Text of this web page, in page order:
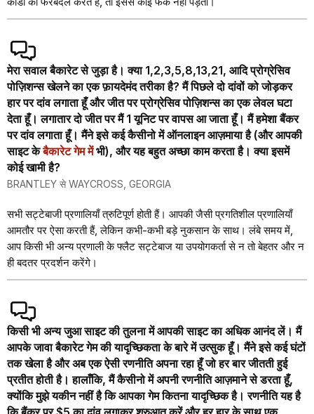
मेरा सवाल बैकारेट से जुड़ा है। क्या 1,2,3,5,8,13,21, आदि प्रोग्रेसिव
पोज़िशन्स खेलने का एक फ़ायदेमंद तरीका है? मैं पिछले दो दांवों को जोड़कर
हार पर दांव लगाता हूँ और जीत पर प्रोग्रेसिव पोज़िशन्स का एक लेवल घटा
देता हूँ। लगातार दो जीत पर मैं 1 यूनिट पर वापस आ जाता हूँ। मैं हमेशा बैंकर
पर दांव लगाता हूँ। मैंने इसे कई कैसीनो में ऑनलाइन आज़माया है (और आपकी
साइट केबैकारेट गेम मेंभी), और यह बहुत अच्छा काम करता है। क्या इसमें
कोई खामी है?
BRANTLEY से WAYCROSS, GEORGIA
सभी सट्टेबाजी प्रणालियाँ त्रुटिपूर्ण होती हैं। आपकी जैसी प्रगतिशील प्रणालियाँ
आमतौर पर ऐसा करती हैं, लेकिन कभी-कभी बड़े नुकसान के साथ। लंबे समय में,
आप किसी भी अन्य प्रणाली के फ्लैट सट्टेबाज या उपयोगकर्ता से न तो बेहतर और न
ही बदतर प्रदर्शन करेंगे।
किसी भी अन्य जुआ साइट की तुलना में आपकी साइट का अधिक आनंद लें। मैं
आपके जावा बैकारेट गेम की यादृच्छिकता के बारे में उत्सुक हूँ। मैंने इसे कई घंटों
तक खेला है और अब एक ऐसी रणनीति अपना रहा हूँ जो हर बार जीतती हुई
प्रतीत होती है। हालाँकि, मैं कैसीनो में अपनी रणनीति आज़माने से डरता हूँ,
क्योंकि मुझे यकीन नहीं है कि आपका गेम कितना यादृच्छिक है। रणनीति यह है